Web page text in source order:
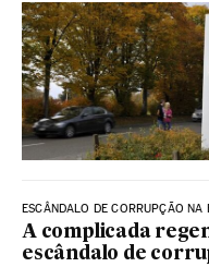
ESCÂNDALO DE CORRUPÇÃO NA
A complicada
escândalo de